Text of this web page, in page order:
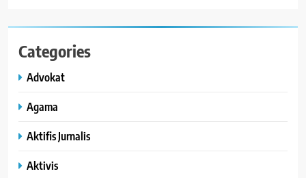
Categories
Advokat
Agama
Aktifis Jurnalis
Aktivis